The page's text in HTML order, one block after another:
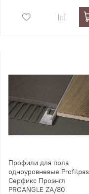
Профили для пола
одноуровневые Profilpas
Серфикс Проэнгл
PROANGLE ZA/80